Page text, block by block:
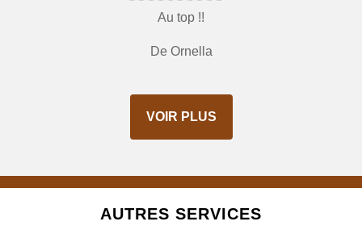
Au top !!
De Ornella
VOIR PLUS
AUTRES SERVICES